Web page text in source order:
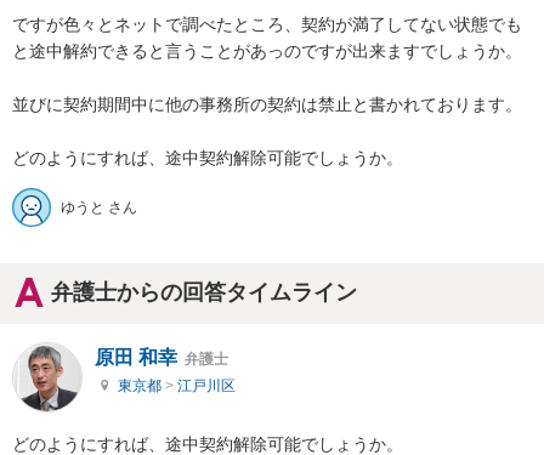
ですが色々とネットで調べたところ、契約が満了してない状態でも
と途中解約できると言うことがあっのですが出来ますでしょうか。
並びに契約期間中に他の事務所の契約は禁止と書かれております。
どのようにすれば、途中契約解除可能でしょうか。
ゆうと さん
弁護士からの回答タイムライン
原田 和幸 弁護士
東京都 > 江戸川区
どのようにすれば、途中契約解除可能でしょうか。